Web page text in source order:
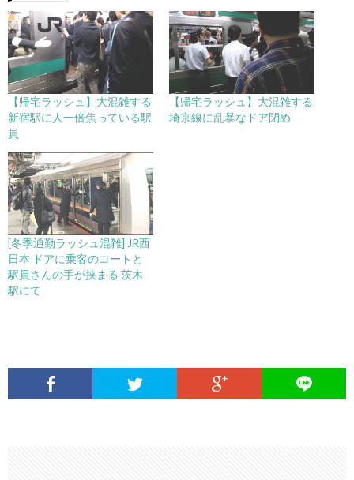
【帰宅ラッシュ】大混雑する
新宿駅に人一倍焦っている駅
員
【帰宅ラッシュ】大混雑する
埼京線に乱暴なドア閉め
[冬季通勤ラッシュ混雑] JR西
日本 ドアに乗客のコートと
駅員さんの手が挟まる 茨木
駅にて